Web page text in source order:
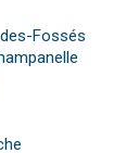
Fossés